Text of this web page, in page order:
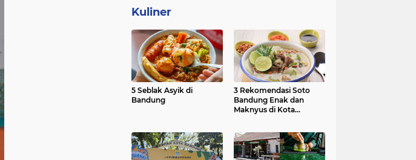
Kuliner
5 Seblak Asyik di
Bandung
3 Rekomendasi Soto
Bandung Enak dan
Maknyus di Kota